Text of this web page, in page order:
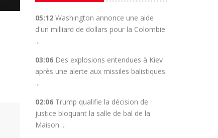
05:12 Washington annonce une aide
d'un milliard de dollars pour la Colombie
...
03:06 Des explosions entendues à Kiev
après une alerte aux missiles balistiques
...
02:06 Trump qualifie la décision de
justice bloquant la salle de bal de la
Maison ...